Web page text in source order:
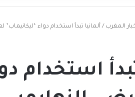
المغرب / ألمانيا تبدأ استخدام دواء
تبدأ استخدام